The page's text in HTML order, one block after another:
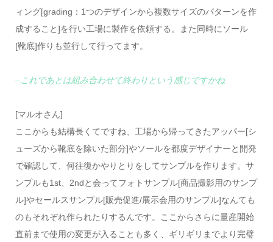
ィング[grading：1つのデザインから複数サイズのパターンを作
成すること]を行い工場に製作を依頼する。また同時にソール
[靴底]作りも並行して行ってます。
–これであとは組み合わせて終わりという感じですかね
[マルオさん]
ここからも結構長くてですね、工場から帰ってきたアッパー[シ
ューズから靴底を除いた部分]やソールを都度デザイナーと開発
で確認して、何往復かやりとりをしてサンプルを作ります。サ
ンプルも1st、2ndと会ってフォトサンプル[商品撮影用のサンプ
ル]やセールスサンプル[販売促進/展示会用のサンプル]なんても
のもそれぞれ作られたりするんです。ここからさらに量産開始
直前まで使用の変更が入ることも多く、ギリギリまでより完璧